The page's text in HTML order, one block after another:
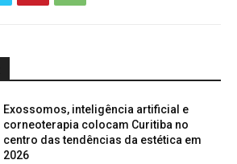
Exossomos, inteligência artificial e
corneoterapia colocam Curitiba no
centro das tendências da estética em
2026